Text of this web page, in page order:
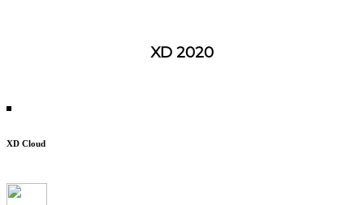
XD 2020
XD Cloud